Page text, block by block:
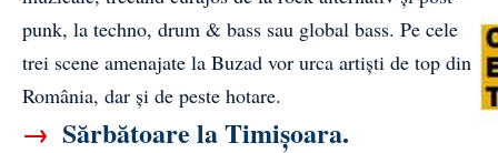
punk, la techno, drum & bass sau global bass. Pe cele
trei scene amenajate la Buzad vor urca artiști de top din
România, dar și de peste hotare.
→ Sărbătoare la Timișoara.